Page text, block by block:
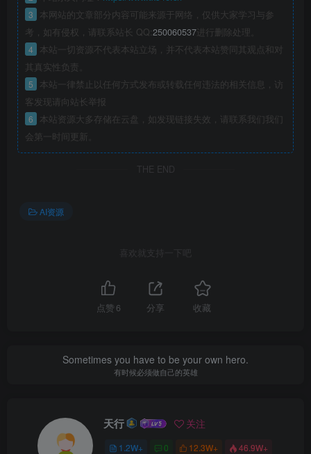
3
本网站的文章部分内容可能来源于网络，仅供大家学习与参
考，如有侵权，请联系站长 QQ:250060537进行删除处理。
4
本站一切资源不代表本站立场，并不代表本站赞同其观点和对
其真实性负责。
5
本站一律禁止以任何方式发布或转载任何违法的相关信息，访
客发现请向站长举报
6
本站资源大多存储在云盘，如发现链接失效，请联系我们我们
会第一时间更新。
THE END
AI资源
喜欢就支持一下吧
点赞 6 分享 收藏
Sometimes you have to be your own hero.
有时候必须做自己的英雄
天行 关注
1.2W+ 0 12.3W+ 46.9W+